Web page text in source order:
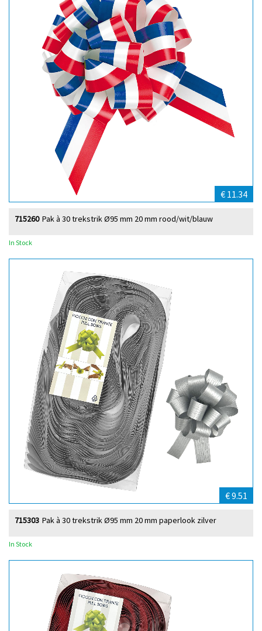
€ 11.34
Pak à 30 trekstrik Ø95 mm 20 mm rood/wit/blauw
715260
In Stock
€ 9.51
Pak à 30 trekstrik Ø95 mm 20 mm paperlook zilver
715303
In Stock